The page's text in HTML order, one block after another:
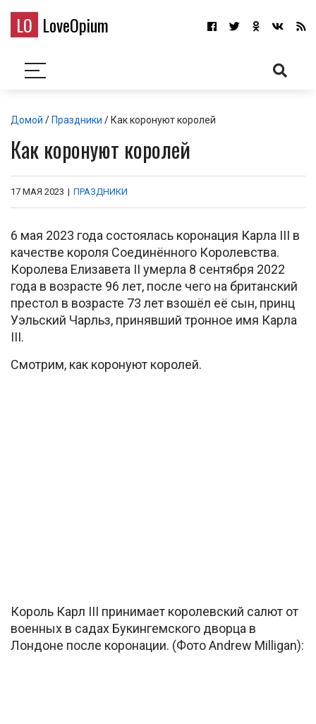
LO LoveOpium
Домой / Праздники / Как коронуют королей
Как коронуют королей
17 МАЯ 2023 | ПРАЗДНИКИ
6 мая 2023 года состоялась коронация Карла III в
качестве короля Соединённого Королевства.
Королева Елизавета II умерла 8 сентября 2022
года в возрасте 96 лет, после чего на британский
престол в возрасте 73 лет взошёл её сын, принц
Уэльский Чарльз, принявший тронное имя Карла
III.
Смотрим, как коронуют королей.
Король Карл III принимает королевский салют от
военных в садах Букингемского дворца в
Лондоне после коронации. (Фото Andrew Milligan):